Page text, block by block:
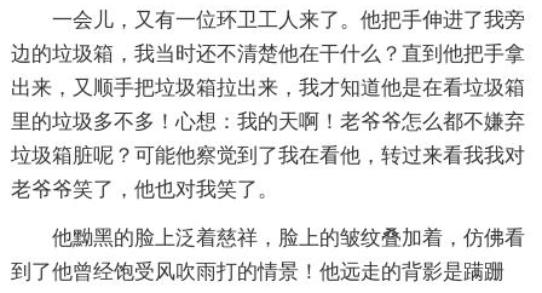
一会儿，又有一位环卫工人来了。他把手伸进了我旁
边的垃圾箱，我当时还不清楚他在干什么？直到他把手拿
出来，又顺手把垃圾箱拉出来，我才知道他是在看垃圾箱
里的垃圾多不多！心想：我的天啊！老爷爷怎么都不嫌弃
垃圾箱脏呢？可能他察觉到了我在看他，转过来看我我对
老爷爷笑了，他也对我笑了。
他黝黑的脸上泛着慈祥，脸上的皱纹叠加着，仿佛看
到了他曾经饱受风吹雨打的情景！他远走的背影是蹒跚